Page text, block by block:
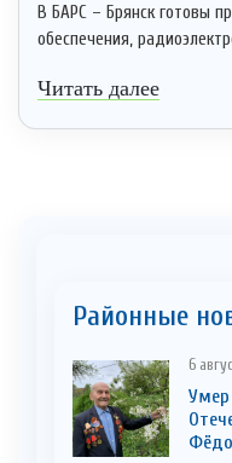
В БАРС – Брянск готовы
обеспечения,
Читать далее
Районные
6
Умер